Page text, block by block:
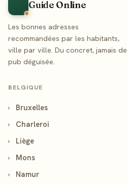
Guide Online
Les bonnes adresses
recommandées par les habitants,
ville par ville. Du concret, jamais de
pub déguisée.
BELGIQUE
›
Bruxelles
›
Charleroi
›
Liège
›
Mons
›
Namur